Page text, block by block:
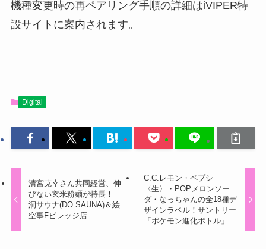
機種変更時の再ペアリング手順の詳細はiVIPER特
設サイトに案内されます。
Digital
清宮克幸さん共同経営、伸
びない玄米粉麺が特長！
洞サウナ(DO SAUNA)＆絵
空事Fビレッジ店
C.C.レモン・ペプシ
〈生〉・POPメロンソー
ダ・なっちゃんの全18種デ
ザインラベル！サントリー
「ポケモン進化ボトル」